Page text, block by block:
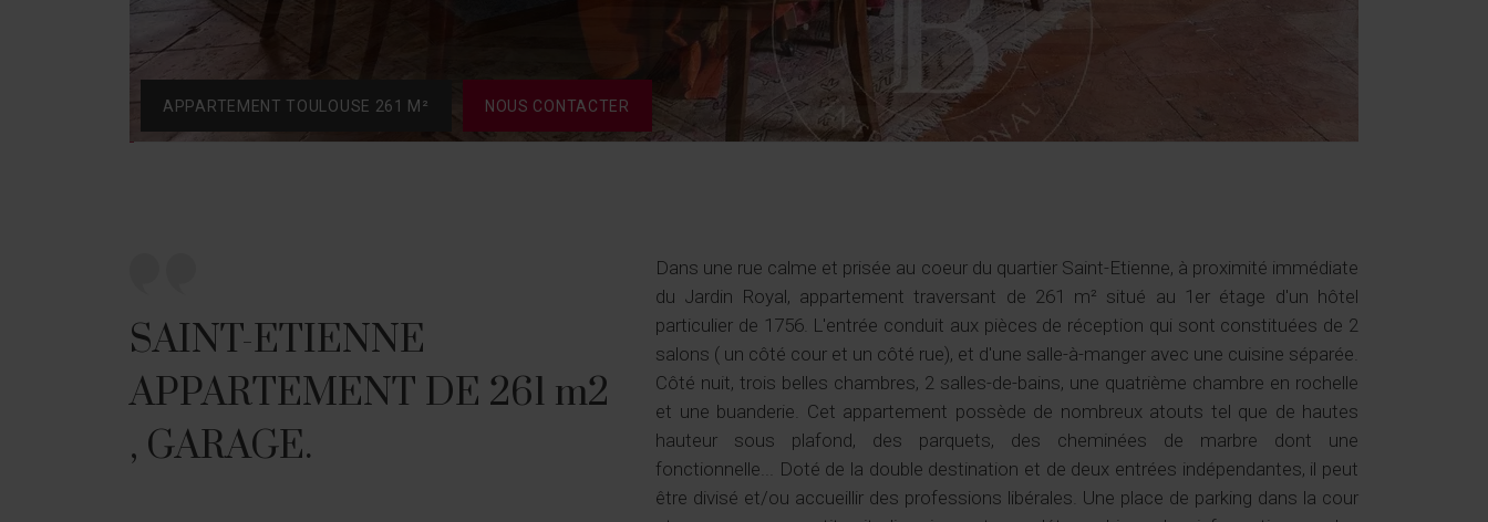
APPARTEMENT TOULOUSE 261 M² NOUS CONTACTER
SAINT-ETIENNE
APPARTEMENT DE 261 m2
, GARAGE.
Dans une rue calme et prisée au coeur du quartier Saint-Etienne, à proximité immédiate
du Jardin Royal, appartement traversant de 261 m² situé au 1er étage d'un hôtel
particulier de 1756. L'entrée conduit aux pièces de réception qui sont constituées de 2
salons ( un côté cour et un côté rue), et d'une salle-à-manger avec une cuisine séparée.
Côté nuit, trois belles chambres, 2 salles-de-bains, une quatrième chambre en rochelle
et une buanderie. Cet appartement possède de nombreux atouts tel que de hautes
hauteur sous plafond, des parquets, des cheminées de marbre dont une
fonctionnelle... Doté de la double destination et de deux entrées indépendantes, il peut
être divisé et/ou accueillir des professions libérales. Une place de parking dans la cour